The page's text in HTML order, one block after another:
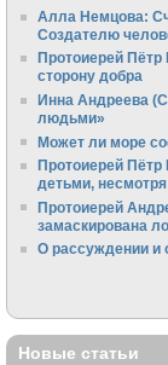
Алла Немцова:
Создателю
Протоиерей
сторону добра
Инна Андреева
людьми»
Может ли море
Протоиерей
детьми, несмотря
Протоиерей
замаскирована
О рассуждении и
Новые статьи